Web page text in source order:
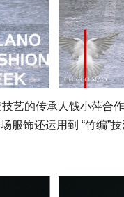
艺的传承人钱小萍合
服饰还运用到 “竹编”